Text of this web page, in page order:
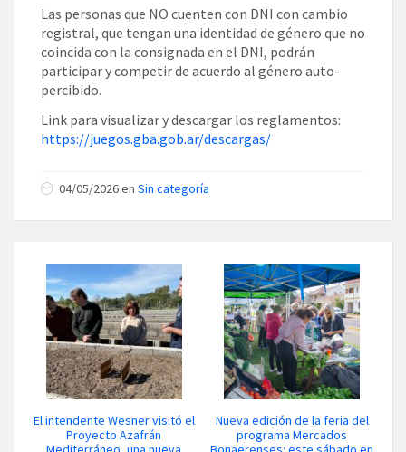
Las personas que NO cuenten con DNI con cambio
registral, que tengan una identidad de género que no
coincida con la consignada en el DNI, podrán
participar y competir de acuerdo al género auto-
percibido.
Link para visualizar y descargar los reglamentos:
https://juegos.gba.gob.ar/descargas/
04/05/2026 en Sin categoría
El intendente Wesner visitó el
Proyecto Azafrán
Nueva edición de la feria del
programa Mercados